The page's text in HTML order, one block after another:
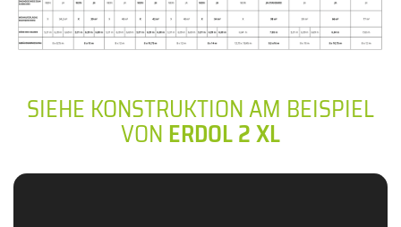
SIEHE KONSTRUKTION AM BEISPIEL
VONERDOL 2 XL